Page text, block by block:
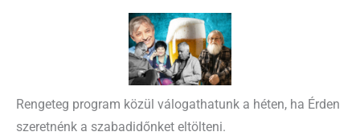
Rengeteg program közül válogathatunk a héten, ha Érden
szeretnénk a szabadidőnket eltölteni.